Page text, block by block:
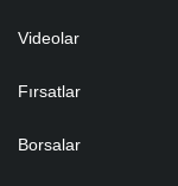
Videolar
Fırsatlar
Borsalar